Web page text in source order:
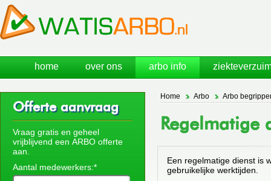
Home Arbo Arbo
Regelmatige
Een regelmatige dienst is
gebruikelijke werktijden.
Offerte aanvraag
Vraag gratis en geheel
vrijblijvend een ARBO offerte
aan.
Aantal medewerkers:*
home over ons arbo info